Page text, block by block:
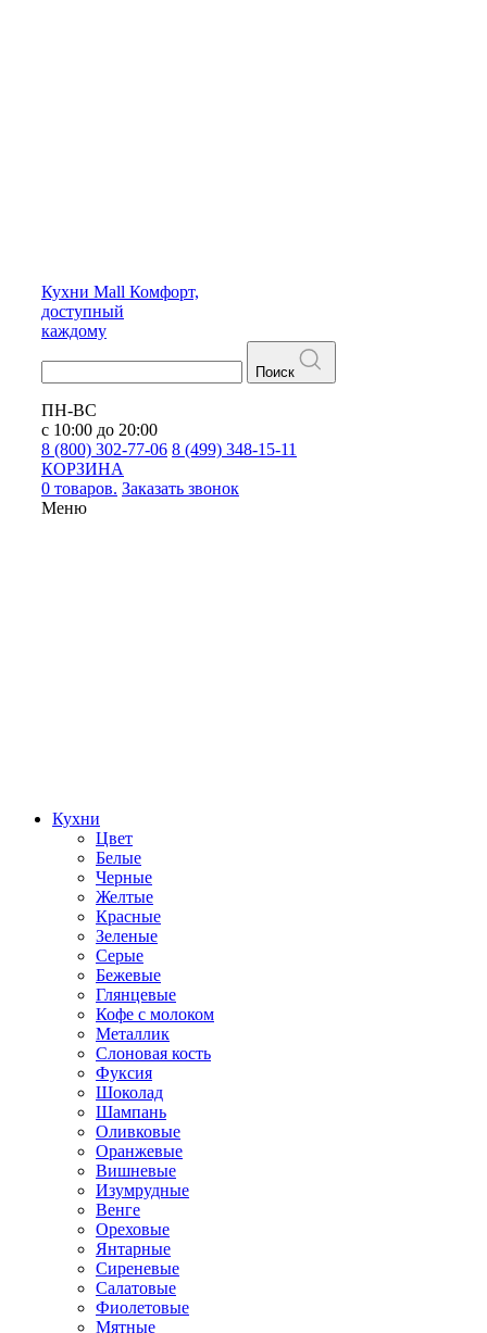
Кухни Mall Комфорт,
доступный
каждому
Поиск
ПН-ВС
с 10:00 до 20:00
8 (800) 302-77-06 8 (499) 348-15-11
КОРЗИНА
0 товаров. Заказать звонок
Меню
Кухни
Цвет
Белые
Черные
Желтые
Красные
Зеленые
Серые
Бежевые
Глянцевые
Кофе с молоком
Металлик
Слоновая кость
Фуксия
Шоколад
Шампань
Оливковые
Оранжевые
Вишневые
Изумрудные
Венге
Ореховые
Янтарные
Сиреневые
Салатовые
Фиолетовые
Мятные